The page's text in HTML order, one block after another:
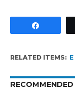
RELATED ITEMS: